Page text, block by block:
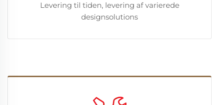
Levering til tiden, levering af varierede
designsolutions